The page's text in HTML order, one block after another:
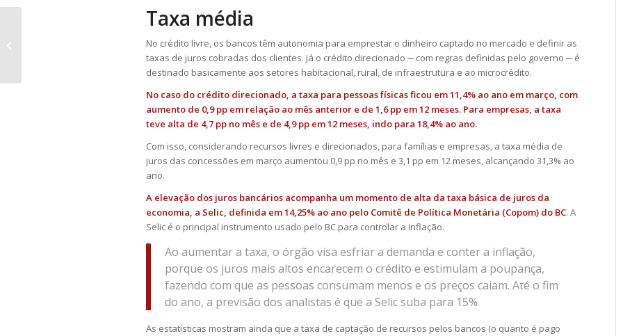
Taxa média
No crédito livre, os bancos têm autonomia para emprestar o dinheiro captado no mercado e definir as
taxas de juros cobradas dos clientes. Já o crédito direcionado ─ com regras definidas pelo governo ─ é
destinado basicamente aos setores habitacional, rural, de infraestrutura e ao microcrédito.
No caso do crédito direcionado, a taxa para pessoas físicas ficou em 11,4% ao ano em março, com
aumento de 0,9 pp em relação ao mês anterior e de 1,6 pp em 12 meses. Para empresas, a taxa
teve alta de 4,7 pp no mês e de 4,9 pp em 12 meses, indo para 18,4% ao ano.
Com isso, considerando recursos livres e direcionados, para famílias e empresas, a taxa média de
juros das concessões em março aumentou 0,9 pp no mês e 3,1 pp em 12 meses, alcançando 31,3% ao
ano.
A elevação dos juros bancários acompanha um momento de alta da taxa básica de juros da
economia, a Selic, definida em 14,25% ao ano pelo Comitê de Política Monetária (Copom) do BC. A
Selic é o principal instrumento usado pelo BC para controlar a inflação.
Ao aumentar a taxa, o órgão visa esfriar a demanda e conter a inflação,
porque os juros mais altos encarecem o crédito e estimulam a poupança,
fazendo com que as pessoas consumam menos e os preços caiam. Até o fim
do ano, a previsão dos analistas é que a Selic suba para 15%.
As estatísticas mostram ainda que a taxa de captação de recursos pelos bancos (o quanto é pago
TST estabelece teses sobre auxílio
alimentação e garantia de emprego